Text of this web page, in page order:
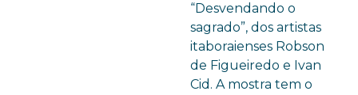
“Desvendando o
sagrado”, dos artistas
itaboraienses Robson
de Figueiredo e Ivan
Cid. A mostra tem o